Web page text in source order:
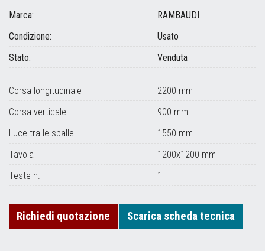
Marca:
RAMBAUDI
Condizione:
Usato
Stato:
Venduta
Corsa longitudinale
2200 mm
Corsa verticale
900 mm
Luce tra le spalle
1550 mm
Tavola
1200x1200 mm
Teste n.
1
Richiedi quotazione Scarica scheda tecnica